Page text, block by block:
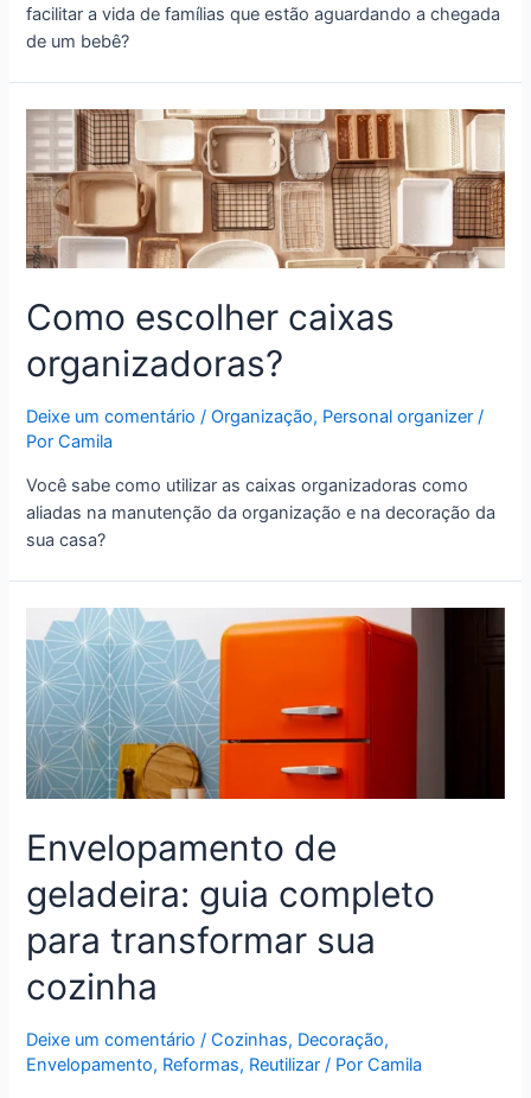
facilitar a vida de famílias que estão aguardando a chegada
de um bebê?
Como escolher caixas
organizadoras?
Deixe um comentário /Organização, Personal organizer /
PorCamila
Você sabe como utilizar as caixas organizadoras como
aliadas na manutenção da organização e na decoração da
sua casa?
Envelopamento de
geladeira: guia completo
para transformar sua
cozinha
Deixe um comentário /Cozinhas, Decoração,
Envelopamento, Reformas, Reutilizar / PorCamila